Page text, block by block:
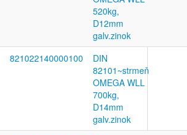
520kg,
D12mm
galv.zinok
821022140000100
DIN
82101~strmeň
OMEGA WLL
700kg,
D14mm
galv.zinok